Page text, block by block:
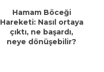
Hamam Böceği
Hareketi: Nasıl ortaya
çıktı, ne başardı,
neye dönüşebilir?